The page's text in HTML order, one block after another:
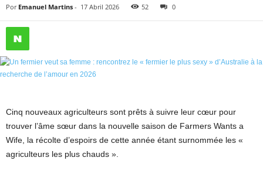
Por Emanuel Martins - 17 Abril 2026 52 0
Cinq nouveaux agriculteurs sont prêts à suivre leur cœur pour
trouver l’âme sœur dans la nouvelle saison de Farmers Wants a
Wife, la récolte d’espoirs de cette année étant surnommée les «
agriculteurs les plus chauds ».